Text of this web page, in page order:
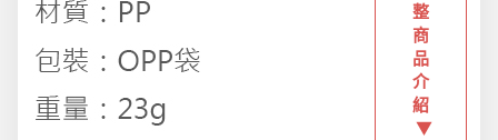
開學季用品
整
商
品
介
紹
▼